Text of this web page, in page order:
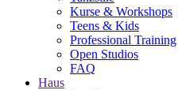
Kurse & Workshops
Teens & Kids
Professional Training
Open Studios
FAQ
Haus